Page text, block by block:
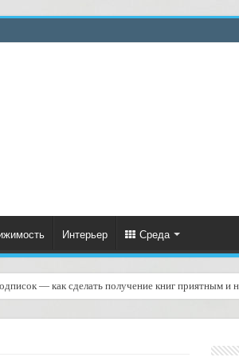
Интерьер Среда
— как сделать получение книг приятным и
от задумки до работающей системы